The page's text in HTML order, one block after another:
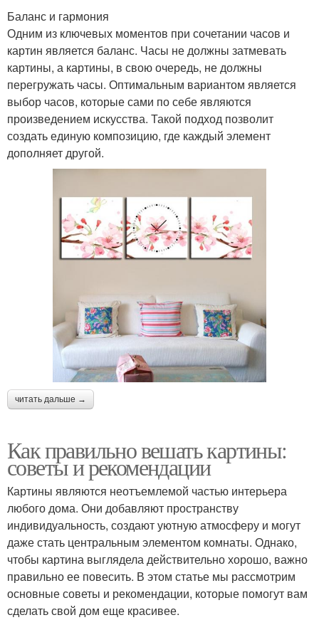
Баланс и гармония
Одним из ключевых моментов при сочетании часов и
картин является баланс. Часы не должны затмевать
картины, а картины, в свою очередь, не должны
перегружать часы. Оптимальным вариантом является
выбор часов, которые сами по себе являются
произведением искусства. Такой подход позволит
создать единую композицию, где каждый элемент
дополняет другой.
читать дальше →
Как правильно вешать картины:
советы и рекомендации
Картины являются неотъемлемой частью интерьера
любого дома. Они добавляют пространству
индивидуальность, создают уютную атмосферу и могут
даже стать центральным элементом комнаты. Однако,
чтобы картина выглядела действительно хорошо, важно
правильно ее повесить. В этом статье мы рассмотрим
основные советы и рекомендации, которые помогут вам
сделать свой дом еще красивее.